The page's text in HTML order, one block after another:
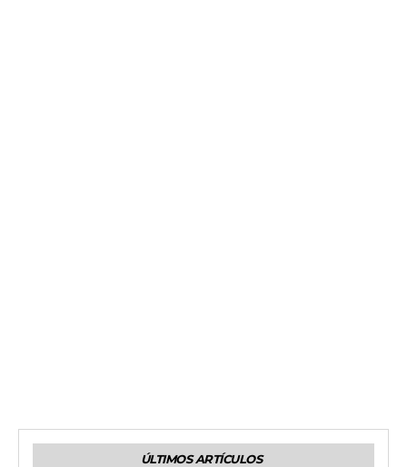
ÚLTIMOS ARTÍCULOS